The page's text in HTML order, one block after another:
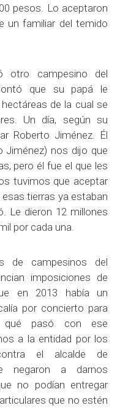
pesos. Lo aceptaron
un familiar del temido
otro campesino del
que su papá le
de la cual se
Un día, según su
Roberto Jiménez. Él
Jiménez) nos dijo que
pero él fue el que les
tuvimos que aceptar
tierras ya estaban
Le dieron 12 millones
por cada una.
de campesinos del
imposiciones de
en 2013 había un
por concierto para
qué pasó con ese
a la entidad por los
el alcalde de
negaron a darnos
no podían entregar
que no estén